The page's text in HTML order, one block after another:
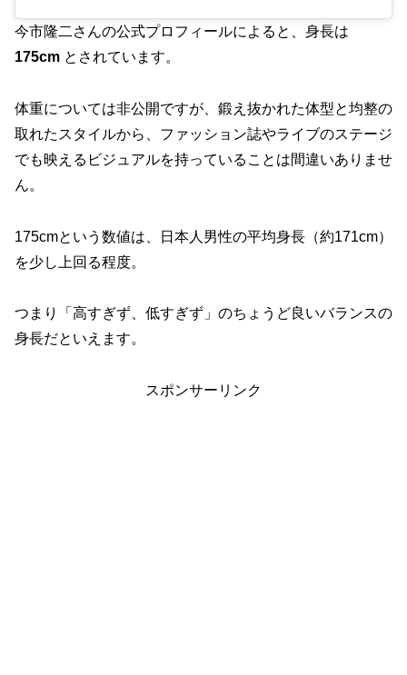
今市隆二さんの公式プロフィールによると、身長は
175cm とされています。
体重については非公開ですが、鍛え抜かれた体型と均整の
取れたスタイルから、ファッション誌やライブのステージ
でも映えるビジュアルを持っていることは間違いありませ
ん。
175cmという数値は、日本人男性の平均身長（約171cm）
を少し上回る程度。
つまり「高すぎず、低すぎず」のちょうど良いバランスの
身長だといえます。
スポンサーリンク